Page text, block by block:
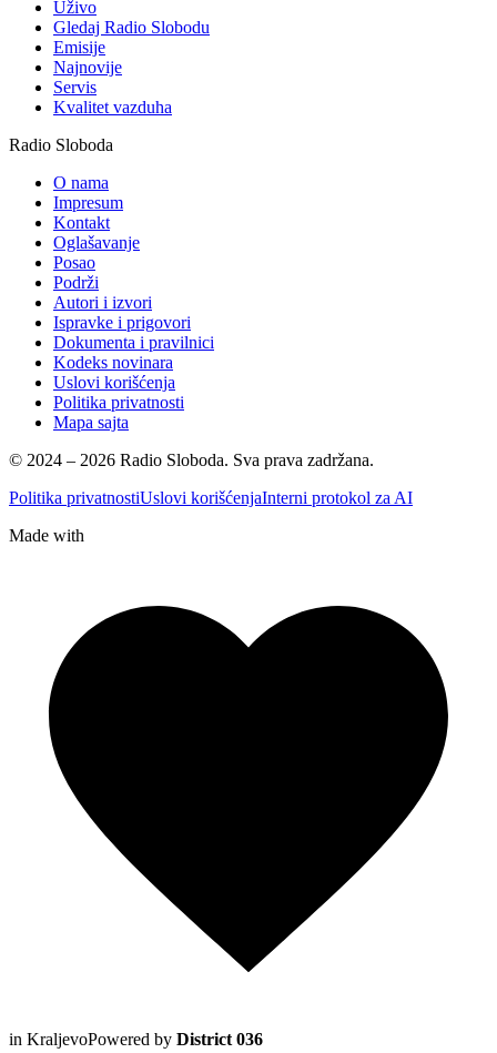
Uživo
Gledaj Radio Slobodu
Emisije
Najnovije
Servis
Kvalitet vazduha
Radio Sloboda
O nama
Impresum
Kontakt
Oglašavanje
Posao
Podrži
Autori i izvori
Ispravke i prigovori
Dokumenta i pravilnici
Kodeks novinara
Uslovi korišćenja
Politika privatnosti
Mapa sajta
© 2024 – 2026 Radio Sloboda. Sva prava zadržana.
Politika privatnostiUslovi korišćenjaInterni protokol za AI
Made with
in KraljevoPowered by District 036